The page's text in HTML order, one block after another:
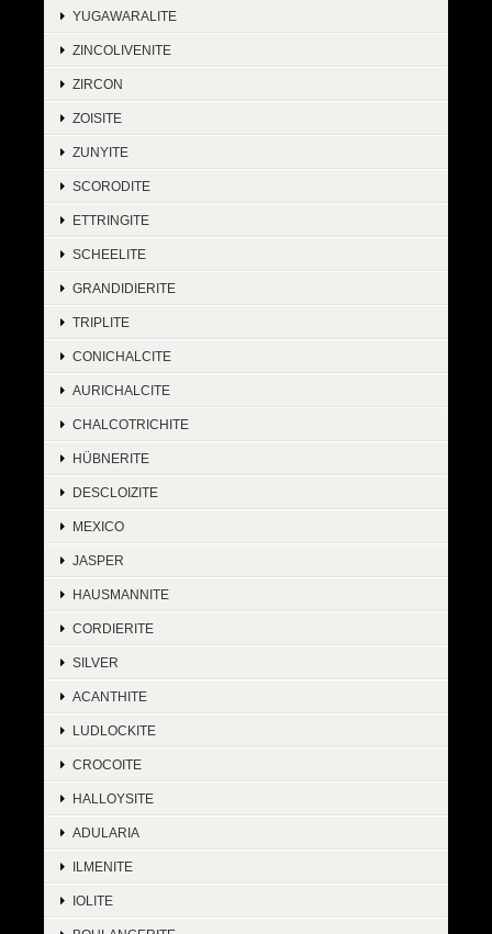
YUGAWARALITE
ZINCOLIVENITE
ZIRCON
ZOISITE
ZUNYITE
SCORODITE
ETTRINGITE
SCHEELITE
GRANDIDIERITE
TRIPLITE
CONICHALCITE
AURICHALCITE
CHALCOTRICHITE
HÜBNERITE
DESCLOIZITE
MEXICO
JASPER
HAUSMANNITE
CORDIERITE
SILVER
ACANTHITE
LUDLOCKITE
CROCOITE
HALLOYSITE
ADULARIA
ILMENITE
IOLITE